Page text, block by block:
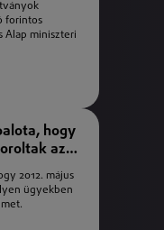
forintos
Alap miniszteri
hogy
az
2012. május
ügyekben